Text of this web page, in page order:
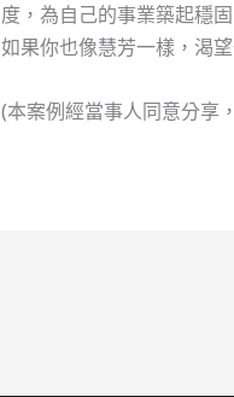
度，為自己的事業築起穩
如果你也像慧芳一樣，渴
(本案例經當事人同意分享